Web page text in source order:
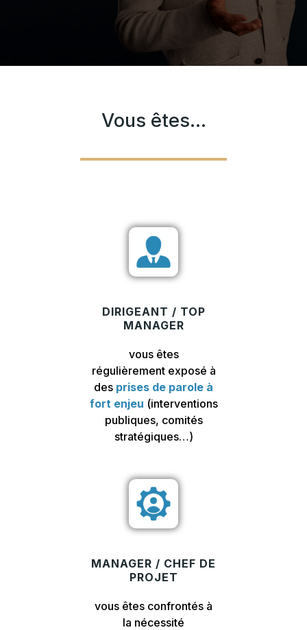
Vous êtes…
DIRIGEANT / TOP
MANAGER
vous êtes
régulièrement exposé à
des prises de parole à
fort enjeu (interventions
publiques, comités
stratégiques…)
MANAGER / CHEF DE
PROJET
vous êtes confrontés à
la nécessité